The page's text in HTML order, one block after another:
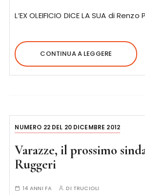
L’EX OLEIFICIO DICE LA SUA di
CONTINUA A LEGGERE
NUMERO 22 DEL 20 DICEMBRE 2012
Varazze, il prossimo
Ruggeri
14 ANNI FA DI TRUCIOLI